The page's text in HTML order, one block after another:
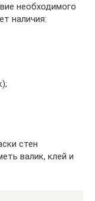
необходимого
наличия:
стен
валик, клей и